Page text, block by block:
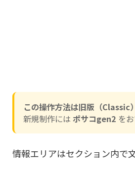
この操作方法は旧版（Classic
新規制作には ポサコgen2 を
情報エリアはセクション内で